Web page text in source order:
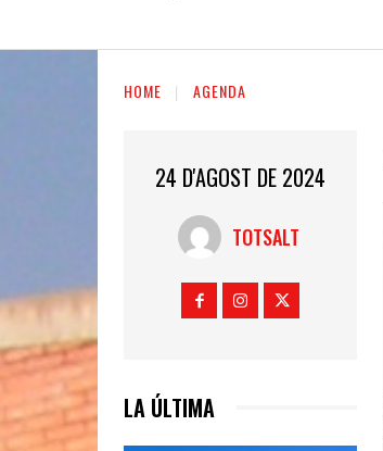
HOME AGENDA
24 D'AGOST DE 2024
TOTSALT
LA ÚLTIMA